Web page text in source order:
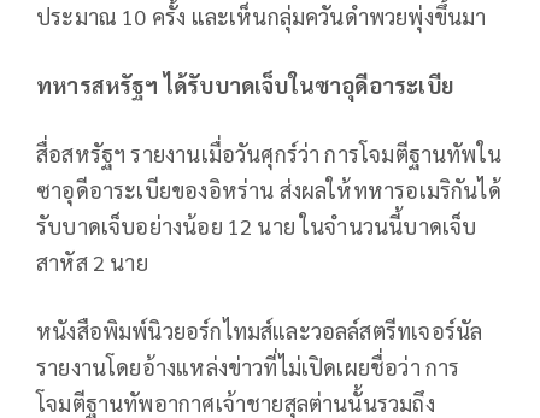
ประมาณ 10 ครั้ง และเห็นกลุ่มควันดำพวยพุ่งขึ้นมา
ทหารสหรัฐฯ ได้รับบาดเจ็บในซาอุดีอาระเบีย
สื่อสหรัฐฯ รายงานเมื่อวันศุกร์ว่า การโจมตีฐานทัพใน
ซาอุดีอาระเบียของอิหร่าน ส่งผลให้ทหารอเมริกันได้
รับบาดเจ็บอย่างน้อย 12 นาย ในจำนวนนี้บาดเจ็บ
สาหัส 2 นาย
หนังสือพิมพ์นิวยอร์กไทมส์และวอลล์สตรีทเจอร์นัล
รายงานโดยอ้างแหล่งข่าวที่ไม่เปิดเผยชื่อว่า การ
โจมตีฐานทัพอากาศเจ้าชายสุลต่านนั้นรวมถึง